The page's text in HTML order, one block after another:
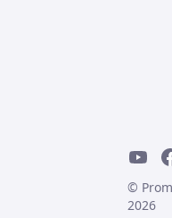
©
2026